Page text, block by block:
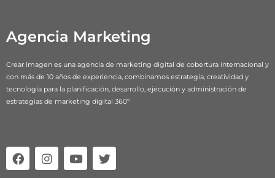
Agencia Marketing
Crear Imagen es una agencia de marketing digital de cobertura internacional y
con más de 10 años de experiencia, combinamos estrategia, creatividad y
tecnología para la planificación, desarrollo, ejecución y administración de
estrategias de marketing digital 360º
F
a
I
n
Y
o
T
w